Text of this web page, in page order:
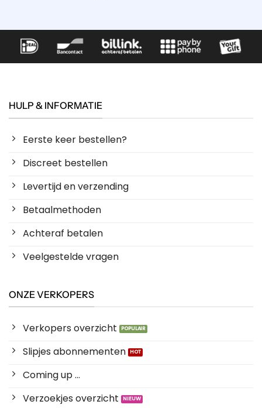
HULP & INFORMATIE
Eerste keer bestellen?
Discreet bestellen
Levertijd en verzending
Betaalmethoden
Achteraf betalen
Veelgestelde vragen
ONZE VERKOPERS
Verkopers overzicht
Slipjes abonnementen
Coming up ...
Verzoekjes overzicht